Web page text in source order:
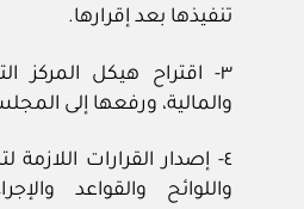
تنفيذها بعد إقرارها.
٣- اقتراح هيكل المركز
والمالية، ورفعها إلى
٤- إصدار القرارات اللازمة
واللوائح والقواعد